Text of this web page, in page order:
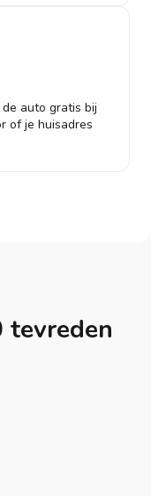
auto gratis bij
of je huisadres
tevreden